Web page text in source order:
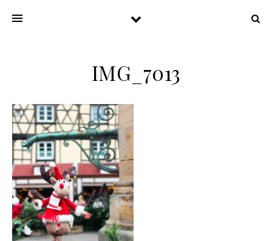
IMG_7013